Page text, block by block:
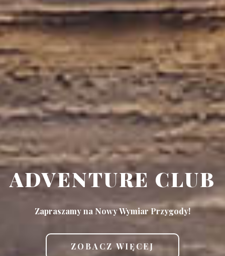
ADVENTURE CLUB
Zapraszamy na Nowy Wymiar Przygody!
ZOBACZ WIĘCEJ